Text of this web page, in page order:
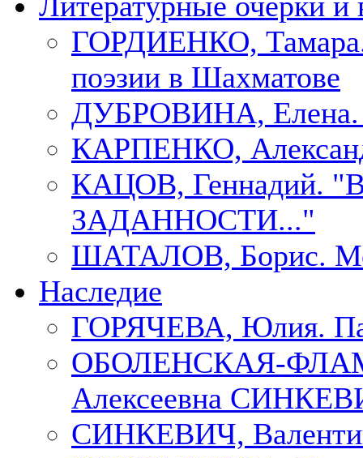
ГОРДИЕНКО, Тамара.
поэзии в Шахматове
ДУБРОВИНА,
КАРПЕНКО,
КАЦОВ, Геннадий.
ЗАДАННОСТИ..."
ШАТАЛОВ, Борис.
Наследие
ГОРЯЧЕВА, Юлия.
ОБОЛЕНСКАЯ-ФЛАМ,
Алексеевна
СИНКЕВИЧ,